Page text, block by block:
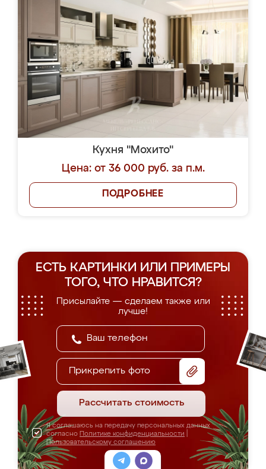
Кухня "Мохито"
Цена: от 36 000 руб. за п.м.
ПОДРОБНЕЕ
ЕСТЬ КАРТИНКИ ИЛИ ПРИМЕРЫ
ТОГО, ЧТО НРАВИТСЯ?
Присылайте — сделаем также или
лучше!
Прикрепить фото
Рассчитать стоимость
Я соглашаюсь на передачу персональных данных
согласно Политике конфиденциальности
Пользовательскому соглашению